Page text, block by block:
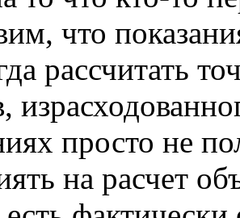
что
рассчитать
просто не
на расчет